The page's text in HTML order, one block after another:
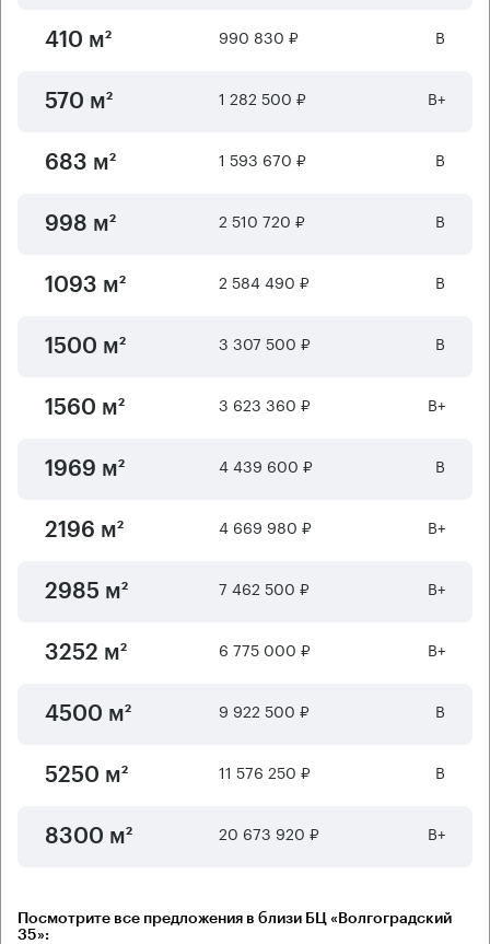
410 м² 990 830 ₽ B
570 м² 1 282 500 ₽ B+
683 м² 1 593 670 ₽ B
998 м² 2 510 720 ₽ B
1093 м² 2 584 490 ₽ B
1500 м² 3 307 500 ₽ B
1560 м² 3 623 360 ₽ B+
1969 м² 4 439 600 ₽ B
2196 м² 4 669 980 ₽ B+
2985 м² 7 462 500 ₽ B+
3252 м² 6 775 000 ₽ B+
4500 м² 9 922 500 ₽ B
5250 м² 11 576 250 ₽ B
8300 м² 20 673 920 ₽ B+
Посмотрите все предложения в близи БЦ «Волгоградский
35»: